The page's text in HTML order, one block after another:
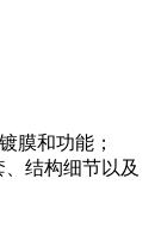
膜和功能；
结构细节以及